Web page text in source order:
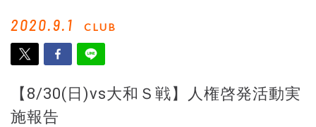
2020.9.1 CLUB
【8/30(日)vs大和Ｓ戦】人権啓発活動実
施報告